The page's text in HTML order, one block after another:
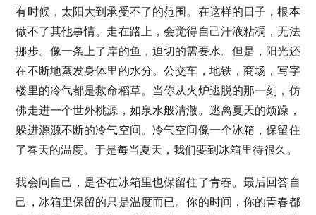
有时候，太阳大到承受不了的范围。在这样的日子，根本
做不了其他事情。走在路上，会觉得自己汗液粘稠，无法
挪步。像一条上了岸的鱼，迫切的需要水。但是，阳光还
在不断地蒸发身体里的水分。公交车，地铁，商场，写字
楼里的冷气都是救命稻草。当你从火炉逃脱的那一刻，仿
佛走进一个世外桃源，如泉水般清澈。逃离夏天的烦躁，
躲进源源不断的冷气空间。冷气空间像一个冰箱，保留住
了春天的温度。于是每当夏天，我们要到冰箱里待很久。
我会问自己，是否在冰箱里也保留住了青春。最后回答自
己，冰箱里保留的只是温度而已。你的时间，你的青春都